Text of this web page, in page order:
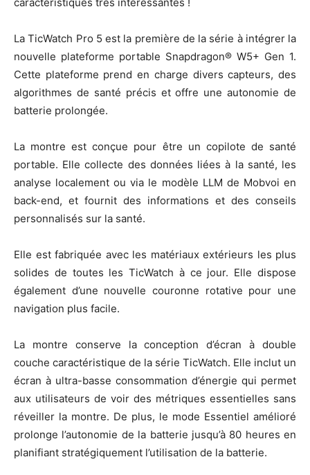
La TicWatch Pro 5 est la première de la série à intégrer la
nouvelle plateforme portable Snapdragon® W5+ Gen 1.
Cette plateforme prend en charge divers capteurs, des
algorithmes de santé précis et offre une autonomie de
batterie prolongée.
La montre est conçue pour être un copilote de santé
portable. Elle collecte des données liées à la santé, les
analyse localement ou via le modèle LLM de Mobvoi en
back-end, et fournit des informations et des conseils
personnalisés sur la santé.
Elle est fabriquée avec les matériaux extérieurs les plus
solides de toutes les TicWatch à ce jour. Elle dispose
également d’une nouvelle couronne rotative pour une
navigation plus facile.
La montre conserve la conception d’écran à double
couche caractéristique de la série TicWatch. Elle inclut un
écran à ultra-basse consommation d’énergie qui permet
aux utilisateurs de voir des métriques essentielles sans
réveiller la montre. De plus, le mode Essentiel amélioré
prolonge l’autonomie de la batterie jusqu’à 80 heures en
planifiant stratégiquement l’utilisation de la batterie.